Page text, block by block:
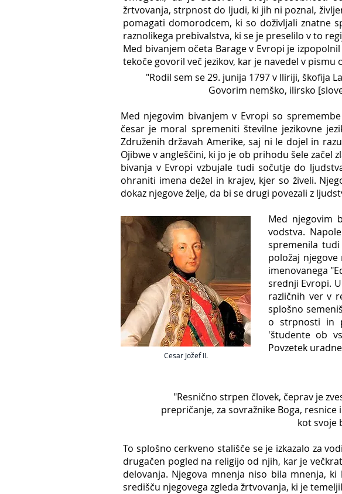
žrtvovanja, strpnost do ljudi, ki jih ni poznal,
pomagati domorodcem, ki so doživljali znatne
raznolikega prebivalstva, ki se je preselilo v to
Med bivanjem očeta Barage v Evropi je
tekoče govoril več jezikov, kar je navedel v pismu
"Rodil sem se 29. junija 1797 v Iliriji, škofija
Govorim nemško, ilirsko
Med njegovim bivanjem v Evropi so
česar je moral spremeniti številne jezikovne
Združenih državah Amerike, saj ni le dojel in
Ojibwe v angleščini, ki jo je ob prihodu šele začel
bivanja v Evropi vzbujale tudi sočutje do
ohraniti imena dežel in krajev, kjer so živeli.
dokaz njegove želje, da bi se drugi povezali z
Cesar Jožef II.
Med njegovim
vodstva.
spremenila
položaj
imenovanega
srednji Evropi.
različnih ver v
splošno
o strpnosti in
'študente ob
Povzetek
"Resnično strpen človek, čeprav je
prepričanje, za sovražnike Boga,
kot svoje
To splošno cerkveno stališče se je izkazalo za
drugačen pogled na religijo od njih, kar je
delovanja. Njegova mnenja niso bila mnenja,
središču njegovega zgleda žrtvovanja, ki je